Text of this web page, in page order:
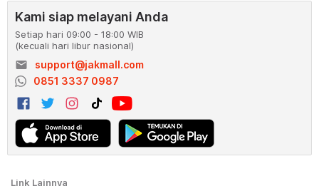
Kami siap melayani Anda
Setiap hari 09:00 - 18:00 WIB
(kecuali hari libur nasional)
email
support@jakmall.com
0851 3337 0987